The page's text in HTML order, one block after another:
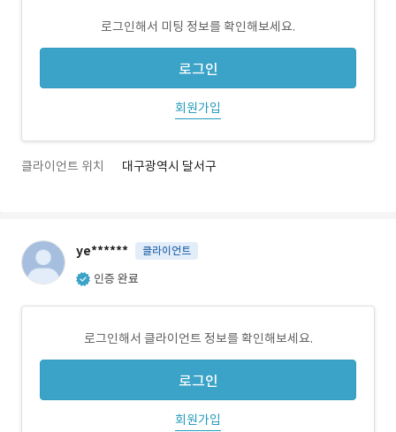
로그인해서 미팅 정보를 확인해보세요.
로그인
회원가입
클라이언트 위치 대구광역시 달서구
ye****** 클라이언트
인증 완료
로그인해서 클라이언트 정보를 확인해보세요.
로그인
회원가입